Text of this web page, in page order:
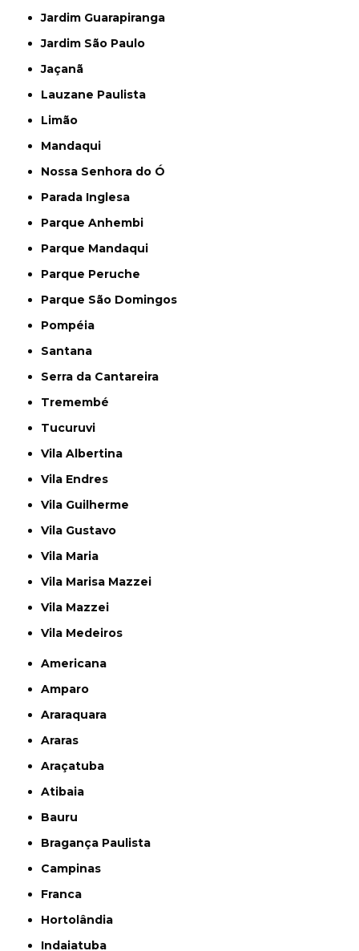
Jardim Guarapiranga
Jardim São Paulo
Jaçanã
Lauzane Paulista
Limão
Mandaqui
Nossa Senhora do Ó
Parada Inglesa
Parque Anhembi
Parque Mandaqui
Parque Peruche
Parque São Domingos
Pompéia
Santana
Serra da Cantareira
Tremembé
Tucuruvi
Vila Albertina
Vila Endres
Vila Guilherme
Vila Gustavo
Vila Maria
Vila Marisa Mazzei
Vila Mazzei
Vila Medeiros
Americana
Amparo
Araraquara
Araras
Araçatuba
Atibaia
Bauru
Bragança Paulista
Campinas
Franca
Hortolândia
Indaiatuba